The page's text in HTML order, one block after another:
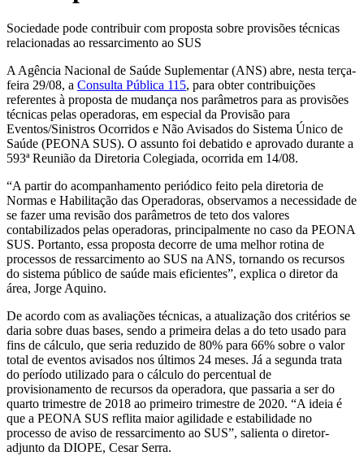
Sociedade pode contribuir com proposta sobre provisões técnicas
relacionadas ao ressarcimento ao SUS
A Agência Nacional de Saúde Suplementar (ANS) abre, nesta terça-
feira 29/08, a Consulta Pública 115, para obter contribuições
referentes à proposta de mudança nos parâmetros para as provisões
técnicas pelas operadoras, em especial da Provisão para
Eventos/Sinistros Ocorridos e Não Avisados do Sistema Único de
Saúde (PEONA SUS). O assunto foi debatido e aprovado durante a
593ª Reunião da Diretoria Colegiada, ocorrida em 14/08.
“A partir do acompanhamento periódico feito pela diretoria de
Normas e Habilitação das Operadoras, observamos a necessidade de
se fazer uma revisão dos parâmetros de teto dos valores
contabilizados pelas operadoras, principalmente no caso da PEONA
SUS. Portanto, essa proposta decorre de uma melhor rotina de
processos de ressarcimento ao SUS na ANS, tornando os recursos
do sistema público de saúde mais eficientes”, explica o diretor da
área, Jorge Aquino.
De acordo com as avaliações técnicas, a atualização dos critérios se
daria sobre duas bases, sendo a primeira delas a do teto usado para
fins de cálculo, que seria reduzido de 80% para 66% sobre o valor
total de eventos avisados nos últimos 24 meses. Já a segunda trata
do período utilizado para o cálculo do percentual de
provisionamento de recursos da operadora, que passaria a ser do
quarto trimestre de 2018 ao primeiro trimestre de 2020. “A ideia é
que a PEONA SUS reflita maior agilidade e estabilidade no
processo de aviso de ressarcimento ao SUS”, salienta o diretor-
adjunto da DIOPE, Cesar Serra.